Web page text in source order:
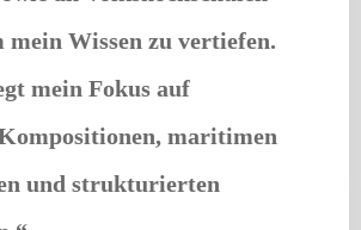
mein Wissen zu vertiefen.
mein Fokus auf
maritimen
und strukturierten